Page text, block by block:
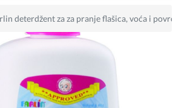
deterdžent za za pranje flašica, voća i povrća